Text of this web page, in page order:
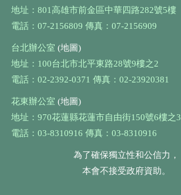
地址：801高雄市前金區中華四路282號5樓
電話：07-2156809 傳真：07-2156909
台北辦公室 (地圖)
地址：100台北市北平東路28號9樓之2
電話：02-2392-0371 傳真：02-23920381
花東辦公室 (地圖)
地址：970花蓮縣花蓮市自由街150號6樓之3
電話：03-8310916 傳真：03-8310916
為了確保獨立性和公信力，
本會不接受政府資助。